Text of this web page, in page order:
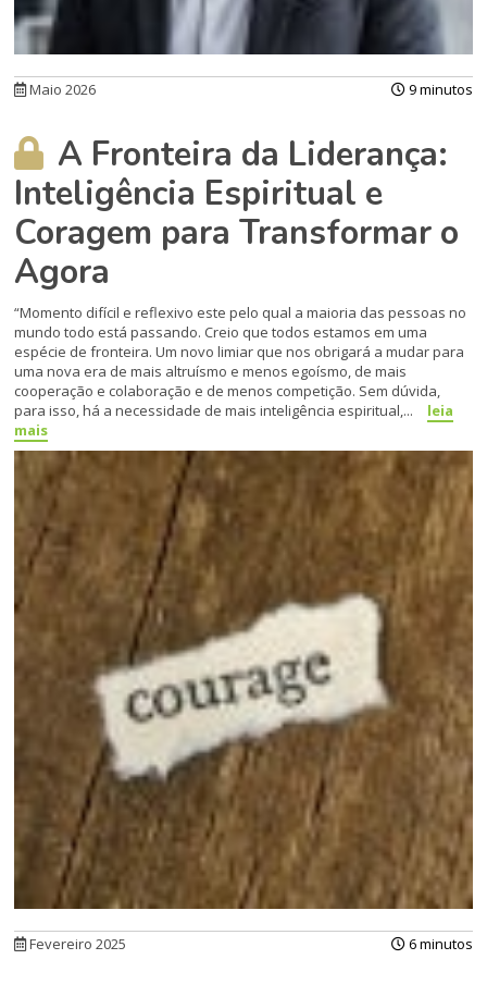
Maio 2026 9 minutos
A Fronteira da Liderança:
Inteligência Espiritual e
Coragem para Transformar o
Agora
“Momento difícil e reflexivo este pelo qual a maioria das pessoas no
mundo todo está passando. Creio que todos estamos em uma
espécie de fronteira. Um novo limiar que nos obrigará a mudar para
uma nova era de mais altruísmo e menos egoísmo, de mais
cooperação e colaboração e de menos competição. Sem dúvida,
para isso, há a necessidade de mais inteligência espiritual,...
leia
mais
Fevereiro 2025 6 minutos